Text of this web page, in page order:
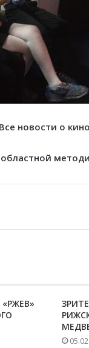
Все новости о